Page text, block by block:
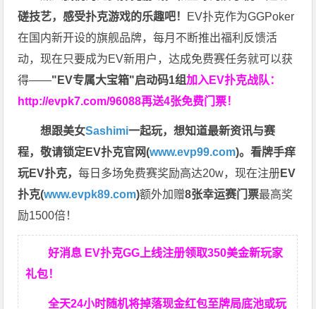
磋技艺，感受扑克游戏的乐趣吧！ EV扑克作为GGPoker
在国内新开设的旗舰品牌，每月不断推出福利反馈活
动，现在只要成为EV新用户，达成免费赛任务就可以获
得——"EV专属大宝箱"启动码1组加入EV扑克战队：
http://evpk7.com/96088再送4张免费门票！
想跟美女Sashimi一起玩，想知道最新资讯与赛
程，敬请锁定EV扑克官网(www.evp99.com)。看牌手痒
玩EV扑克，每日多场免费赛奖励高达20w，现在注册EV
扑克(www.evpk89.com)额外加赠8张幸运赛门票最高奖
励1500倍！
好消息 EV扑克GG上线注册领取350美金新玩家
礼包！
全天24小时随机将掉落现金红包至牌局底池或玩